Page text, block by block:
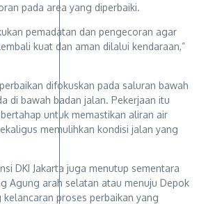
pada area yang diperbaiki.
pemadatan dan pengecoran agar
kuat dan aman dilalui kendaraan,”
difokuskan pada saluran bawah
di bawah badan jalan. Pekerjaan itu
untuk memastikan aliran air
memulihkan kondisi jalan yang
DKI Jakarta juga menutup sementara
Agung arah selatan atau menuju Depok
kelancaran proses perbaikan yang